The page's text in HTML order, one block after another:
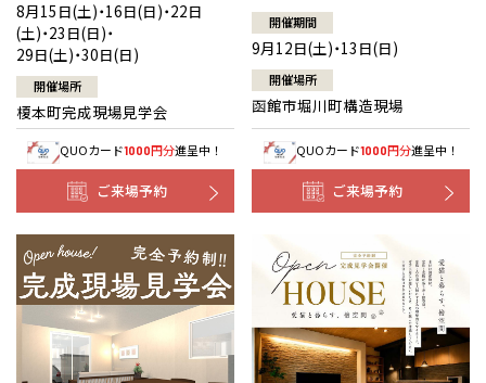
8月15日(土)・16日(日)・22日
(土)・23日(日)・
29日(土)・30日(日)
開催場所
榎本町完成現場見学会
QUOカード1000円分進呈中！
ご来場予約
開催期間
9月12日(土)・13日(日)
開催場所
函館市堀川町構造現場
QUOカード1000円分進呈中！
ご来場予約